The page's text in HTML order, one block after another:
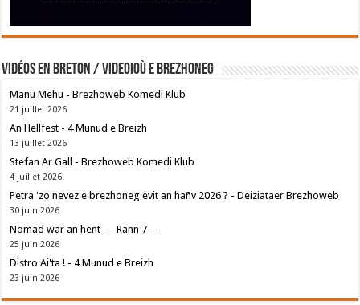
Vidéos en breton / Videoioù e brezhoneg
Manu Mehu - Brezhoweb Komedi Klub
21 juillet 2026
An Hellfest - 4 Munud e Breizh
13 juillet 2026
Stefan Ar Gall - Brezhoweb Komedi Klub
4 juillet 2026
Petra 'zo nevez e brezhoneg evit an hañv 2026 ? - Deiziataer Brezhoweb
30 juin 2026
Nomad war an hent — Rann 7 —
25 juin 2026
Distro Ai'ta ! - 4 Munud e Breizh
23 juin 2026